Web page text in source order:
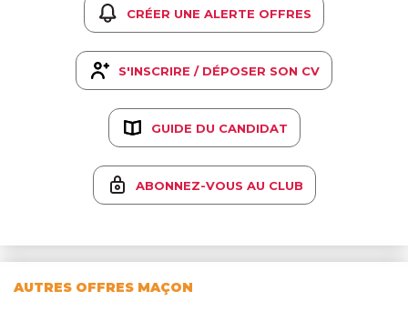
CRÉER UNE ALERTE OFFRES
S'INSCRIRE / DÉPOSER SON CV
GUIDE DU CANDIDAT
ABONNEZ-VOUS AU CLUB
AUTRES OFFRES MAÇON